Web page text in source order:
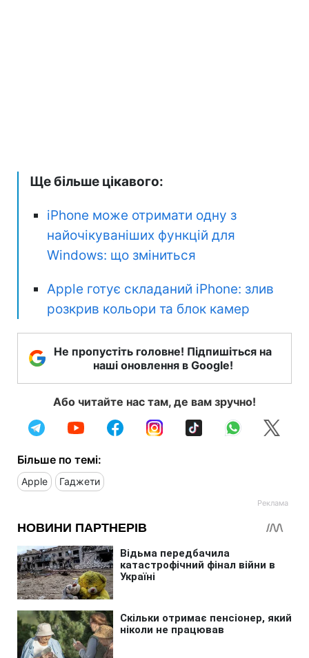
Ще більше цікавого:
iPhone може отримати одну з
найочікуваніших функцій для
Windows: що зміниться
Apple готує складаний iPhone: злив
розкрив кольори та блок камер
Не пропустіть головне! Підпишіться на
наші оновлення в Google!
Або читайте нас там, де вам зручно!
Більше по темі:
Apple Гаджети